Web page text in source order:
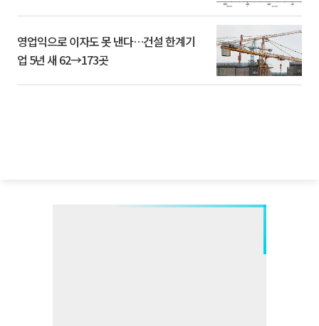
영업익으로 이자도 못 낸다…건설 한계기
업 5년 새 62→173곳